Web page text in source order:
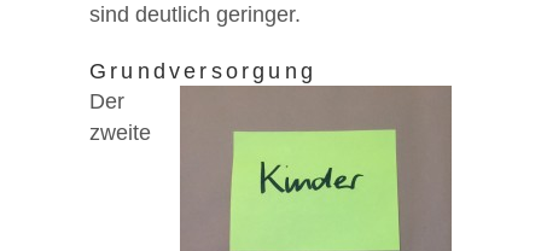
sind deutlich geringer.
Grundversorgung
Der
zweite